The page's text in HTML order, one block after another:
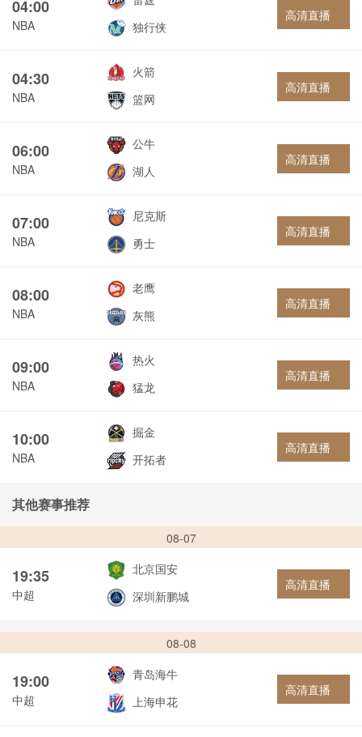
04:00
NBA
独行侠
高清直播
04:30
NBA
火箭
篮网
高清直播
06:00
NBA
公牛
湖人
高清直播
07:00
NBA
尼克斯
勇士
高清直播
08:00
NBA
老鹰
灰熊
高清直播
09:00
NBA
热火
猛龙
高清直播
10:00
NBA
掘金
开拓者
高清直播
其他赛事推荐
08-07
19:35
中超
北京国安
深圳新鹏城
高清直播
08-08
19:00
中超
青岛海牛
上海申花
高清直播